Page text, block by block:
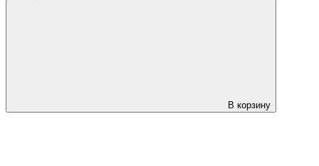
В корзину